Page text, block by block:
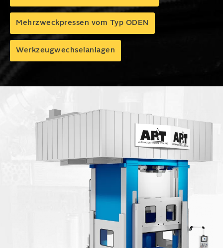
Mehrzweck­pressen vom Typ ODEN
Werkzeug­wechsel­anlagen